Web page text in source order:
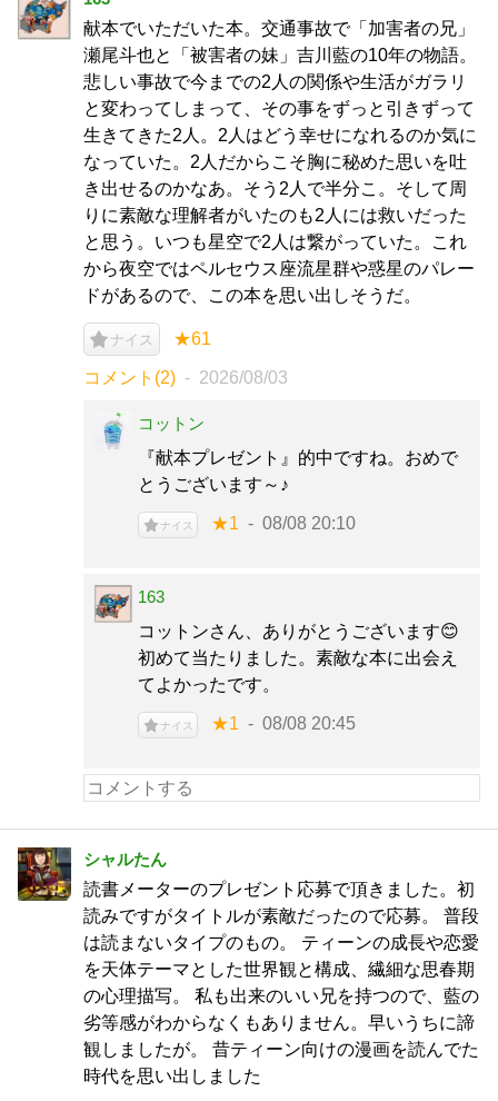
献本でいただいた本。交通事故で「加害者の兄」
瀬尾斗也と「被害者の妹」吉川藍の10年の物語。
悲しい事故で今までの2人の関係や生活がガラリ
と変わってしまって、その事をずっと引きずって
生きてきた2人。2人はどう幸せになれるのか気に
なっていた。2人だからこそ胸に秘めた思いを吐
き出せるのかなあ。そう2人で半分こ。そして周
りに素敵な理解者がいたのも2人には救いだった
と思う。いつも星空で2人は繋がっていた。これ
から夜空ではペルセウス座流星群や惑星のパレー
ドがあるので、この本を思い出しそうだ。
ナイス ★61
コメント(2) 2026/08/03
コットン
『献本プレゼント』的中ですね。おめで
とうございます～♪
ナイス ★1 08/08 20:10
163
コットンさん、ありがとうございます😊
初めて当たりました。素敵な本に出会え
てよかったです。
ナイス ★1 08/08 20:45
シャルたん
読書メーターのプレゼント応募で頂きました。初
読みですがタイトルが素敵だったので応募。 普段
は読まないタイプのもの。 ティーンの成長や恋愛
を天体テーマとした世界観と構成、繊細な思春期
の心理描写。 私も出来のいい兄を持つので、藍の
劣等感がわからなくもありません。早いうちに諦
観しましたが。 昔ティーン向けの漫画を読んでた
時代を思い出しました